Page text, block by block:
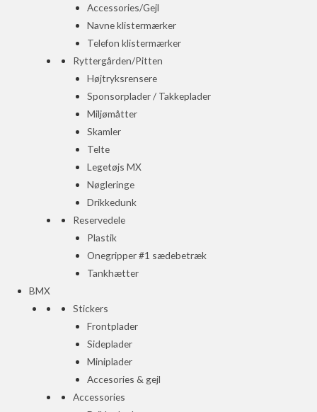
Accessories/Gejl
Navne klistermærker
Telefon klistermærker
Ryttergården/Pitten
Højtryksrensere
Sponsorplader / Takkeplader
Miljømåtter
Skamler
Telte
Legetøjs MX
Nøgleringe
Drikkedunk
Reservedele
Plastik
Onegripper #1 sædebetræk
Tankhætter
BMX
Stickers
Frontplader
Sideplader
Miniplader
Accesories & gejl
Accessories